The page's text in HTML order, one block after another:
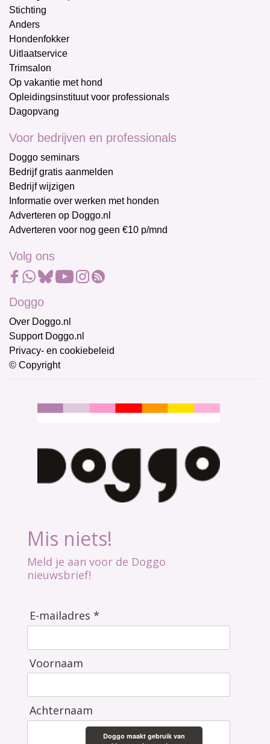
Stichting
Anders
Hondenfokker
Uitlaatservice
Trimsalon
Op vakantie met hond
Opleidingsinstituut voor professionals
Dagopvang
Voor bedrijven en professionals
Doggo seminars
Bedrijf gratis aanmelden
Bedrijf wijzigen
Informatie over werken met honden
Adverteren op Doggo.nl
Adverteren voor nog geen €10 p/mnd
Volg ons
Doggo
Over Doggo.nl
Support Doggo.nl
Privacy- en cookiebeleid
© Copyright
Mis niets!
Meld je aan voor de Doggo
nieuwsbrief!
E-mailadres *
Voornaam
Achternaam
Doggo maakt gebruik van